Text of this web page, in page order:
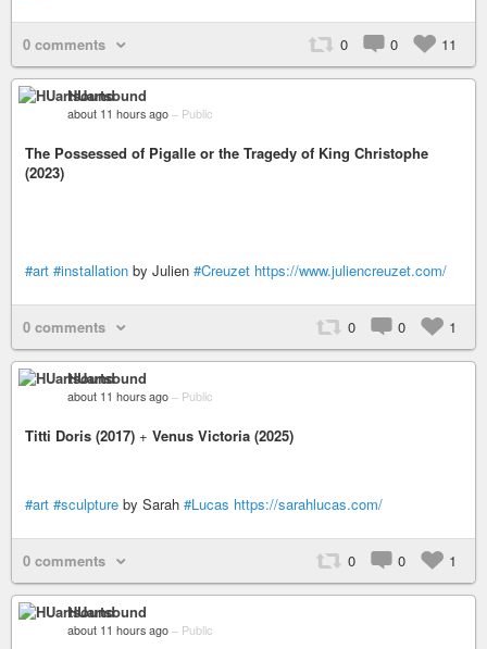
0 comments 0 0 11
HUartsound
about 11 hours ago – Public
The Possessed of Pigalle or the Tragedy of King Christophe
(2023)
#art #installation by Julien #Creuzet https://www.juliencreuzet.com/
0 comments 0 0 1
HUartsound
about 11 hours ago – Public
Titti Doris (2017) + Venus Victoria (2025)
#art #sculpture by Sarah #Lucas https://sarahlucas.com/
0 comments 0 0 1
HUartsound
about 11 hours ago – Public